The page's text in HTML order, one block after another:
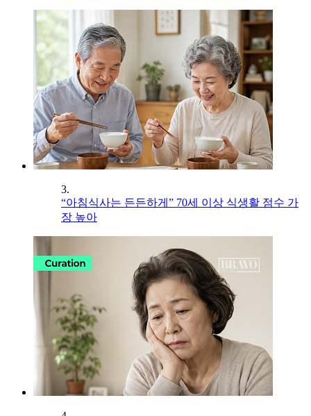
3.
“아침식사는 든든하게” 70세 이상 식생활 점수 가
장 높아